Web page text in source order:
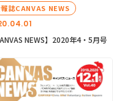
誌CANVAS NEWS
NEWS】2020年4・5月号